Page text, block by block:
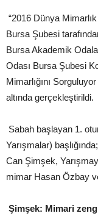
“2016 Dünya
Bursa Şubesi
Bursa Akademik
Odası Bursa Şubesi
Mimarlığını
altında gerçekleştirildi.
Sabah başlayan 1.
Yarışmalar)
Can Şimşek,
mimar Hasan Özbay
Şimşek: Mimari